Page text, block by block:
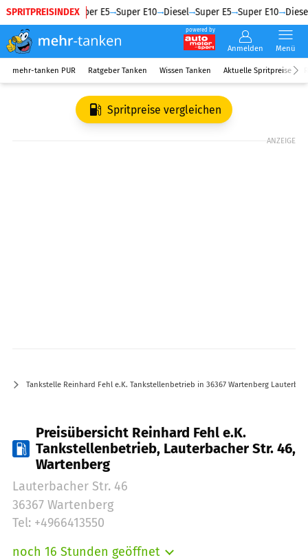
SPRITPREISINDEX
Diesel Super E5 Super E10 Diesel Super E5 Super E10 Diesel
powered by
Anmelden Menü
mehr-tanken PUR Ratgeber Tanken Wissen Tanken Aktuelle Spritpreise
Spritpreise vergleichen
ANZEIGE
Tankstelle Reinhard Fehl e.K. Tankstellenbetrieb in 36367 Wartenberg
Preisübersicht Reinhard Fehl e.K.
Tankstellenbetrieb, Lauterbacher Str. 46,
Wartenberg
Lauterbacher Str. 46
36367 Wartenberg
Tel: +4966413550
noch 16 Stunden geöffnet